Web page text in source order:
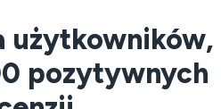
użytkowników,
pozytywnych